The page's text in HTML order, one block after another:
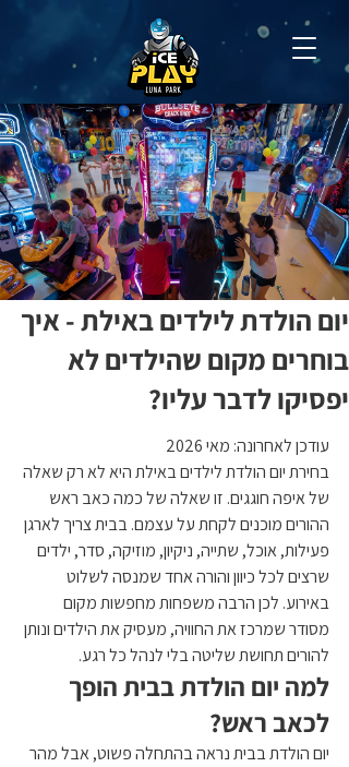
יום הולדת לילדים באילת - איך
בוחרים מקום שהילדים לא
יפסיקו לדבר עליו?
עודכן לאחרונה: מאי 2026
בחירת יום הולדת לילדים באילת היא לא רק שאלה
של איפה חוגגים. זו שאלה של כמה כאב ראש
ההורים מוכנים לקחת על עצמם. בבית צריך לארגן
פעילות, אוכל, שתייה, ניקיון, מוזיקה, סדר, ילדים
שרצים לכל כיוון והורה אחד שמנסה לשלוט
באירוע. לכן הרבה משפחות מחפשות מקום
מסודר שמרכז את החוויה, מעסיק את הילדים ונותן
להורים תחושת שליטה בלי לנהל כל רגע.
למה יום הולדת בבית הופך
לכאב ראש?
יום הולדת בבית נראה בהתחלה פשוט, אבל מהר